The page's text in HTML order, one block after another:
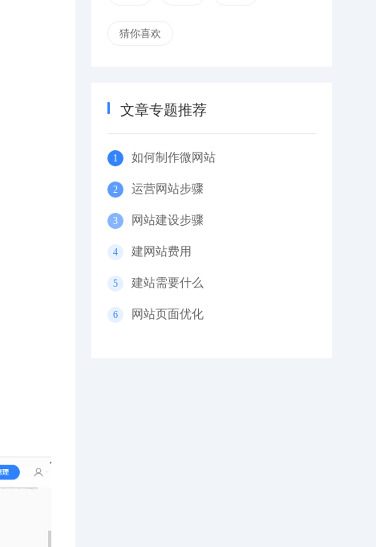
猜你喜欢
文章专题推荐
如何制作微网站
运营网站步骤
网站建设步骤
建网站费用
建站需要什么
网站页面优化